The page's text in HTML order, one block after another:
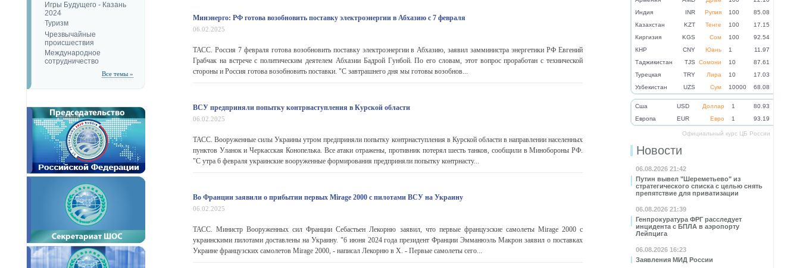
Индия
INR Рупия 100
85.08
Казахстан
KZT Тенге 100
17.15
Киргизия
KGS Сом 100
92.54
КНР
CNY Юань 1
11.97
Таджикистан
TJS Сомони 10
87.61
Турецкая
TRY Лира 10
17.03
Узбекистан
UZS Сум 10000 68.08
Cша USD Доллар 1
80.93
Eвропа
EUR Евро 1 93.19
Официальный курс ЦБ России
Новости
06.08.2026 21:42
Путин вывел "Шереметьево" из
стратегического списка с целью снять
препятствие для приватизации
06.08.2026 21:39
Генпрокуратура ФРГ расследует
инцидента с БПЛА в аэропорту
Лейпцига
06.08.2026 16:23
Заявления МИД России
Игры Будущего - Казань
2024
Туризм
Чрезвычайные
происшествия
Международное
сотрудничество
Все темы »
Минэнерго: РФ готова возобновить поставку электроэнергии в Абхазию с 7 февраля
06.02.2025
ТАСС. Россия 7 февраля готова возобновить поставку электроэнергии в Абхазию, заявил замминистра энергетики РФ Евгений
Грабчак на встрече с политическим деятелем Абхазии Бадрой Гунбой. По его словам, этот вопрос проработан с технической
стороны и Россия готова возобновить поставки. "С завтрашнего дня мы готовы возобнов...
ВСУ предприняли попытку контрнаступления в Курской области
06.02.2025
ТАСС. Вооруженные силы Украины утром предприняли попытку контрнаступления в Курской области в направлении населенных
пунктов Уланок и Черкасская Конопелька. Все атаки отражены, противник потерял шесть танков, сообщили в Минобороны РФ.
"С утра 6 февраля украинские вооруженные формирования предприняли попытку контрнасту...
Во Франции заявили о прибытии первых Mirage 2000 с пилотами ВСУ на Украину
06.02.2025
ТАСС. Министр Вооруженных сил Франции Себастьен Лекорню заявил, что первые французские самолеты Mirage 2000 с
украинскими пилотами доставлены на Украину. "6 июня 2024 года президент Франции Эмманюэль Макрон заявил о поставках
Украине французских самолетов Mirage 2000, - написал Лекорню в X. - Первые самолеты сего...